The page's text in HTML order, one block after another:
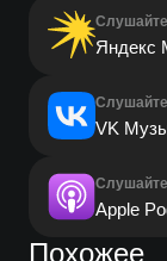
Яндекс
VK
Apple
Похожее